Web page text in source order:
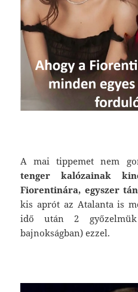
A mai tippemet nem
tenger kalózainak
Fiorentinára, egyszer
kis aprót az Atalanta is
idő után 2
bajnokságban) ezzel.